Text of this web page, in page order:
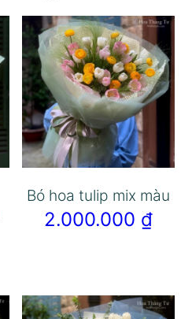
Bó hoa tulip mix màu
2.000.000 ₫